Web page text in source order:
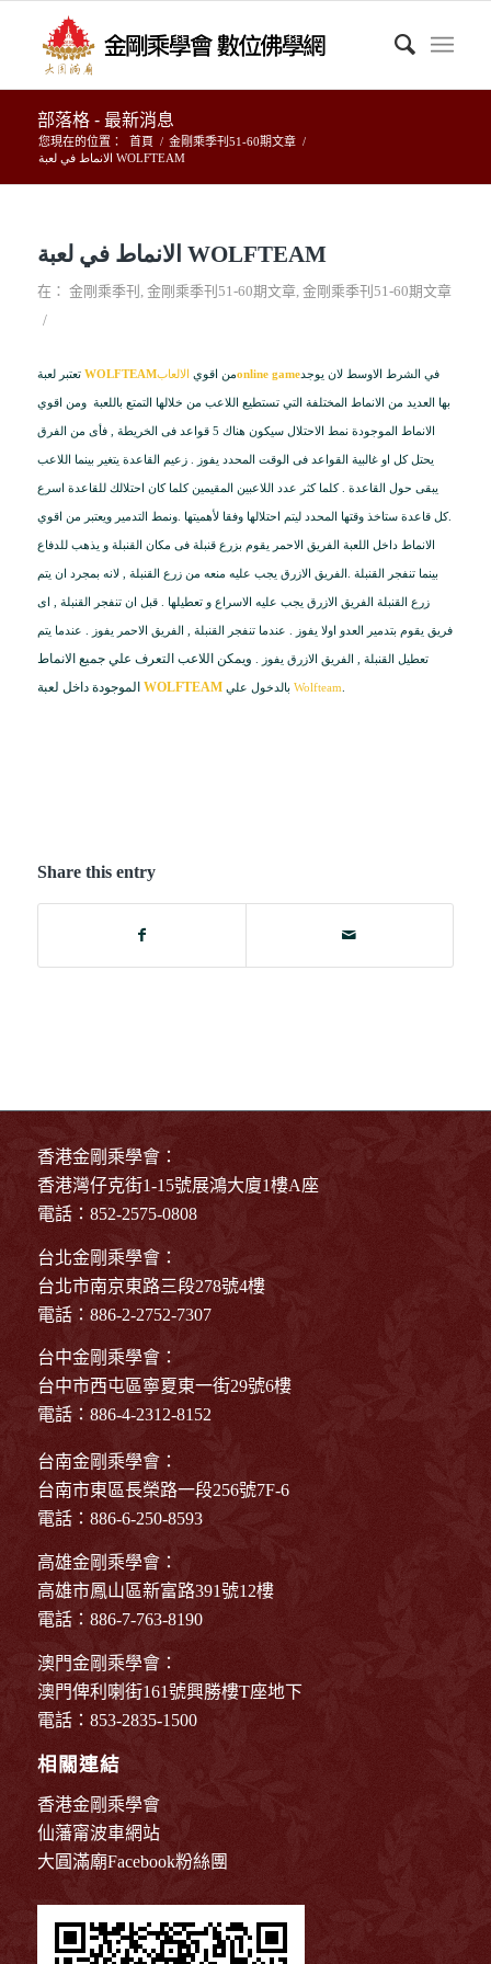
部落格 - 最新消息
您現在的位置： 首頁 / 金剛乘季刊51-60期文章 /
الانماط في لعبة WOLFTEAM
الانماط في لعبة WOLFTEAM
在： 金剛乘季刊 , 金剛乘季刊51-60期文章, 金剛乘季刊51-60期文章
/
تعتبر لعبة WOLFTEAM من اقوي الالعاب online gameفي الشرط الاوسط لان يوجد
بها العديد من الانماط المختلفة التي تستطيع اللاعب من خلالها التمتع باللعبة ومن اقوي
الانماط الموجودة نمط الاحتلال سيكون هناك 5 قواعد فى الخريطة , فأى من الفرق
يحتل كل او غالبية القواعد فى الوقت المحدد يفوز . زعيم القاعدة يتغير بينما اللاعب
يبقى حول القاعدة . كلما كثر عدد اللاعبين المقيمين كلما كان احتلالك للقاعدة اسرع
.كل قاعدة ستاخذ وقتها المحدد ليتم احتلالها وفقا لأهميتها .ونمط التدمير ويعتبر من اقوي
الانماط داخل اللعبة الفريق الاحمر يقوم بزرع قنبلة فى مكان القنبلة و يذهب للدفاع
بينما تنفجر القنبلة .الفريق الازرق يجب عليه منعه من زرع القنبلة , لانه بمجرد ان يتم
زرع القنبلة الفريق الازرق يجب عليه الاسراع و تعطيلها . قبل ان تنفجر القنبلة , اى
فريق يقوم بتدمير العدو اولا يفوز . عندما تنفجر القنبلة , الفريق الاحمر يفوز . عندما يتم
تعطيل القنبلة , الفريق الازرق يفوز .
ويمكن اللاعب التعرف علي جميع الانماط
الموجودة داخل لعبة WOLFTEAM Wolfteam
Share this entry
香港金剛乘學會：
香港灣仔克街1-15號展鴻大廈1樓A座
電話：852-2575-0808
台北金剛乘學會：
台北市南京東路三段278號4樓
電話：886-2-2752-7307
台中金剛乘學會：
台中市西屯區寧夏東一街29號6樓
電話：886-4-2312-8152
台南金剛乘學會：
台南市東區長榮路一段256號7F-6
電話：886-6-250-8593
高雄金剛乘學會：
高雄市鳳山區新富路391號12樓
電話：886-7-763-8190
澳門金剛乘學會：
澳門俾利喇街161號興勝樓T座地下
電話：853-2835-1500
相關連結
香港金剛乘學會
仙藩甯波車網站
大圓滿廟Facebook粉絲團